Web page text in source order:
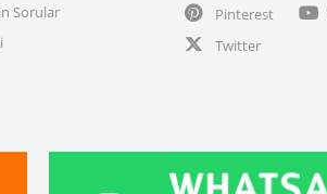
Sorular
Pinterest
Twitter